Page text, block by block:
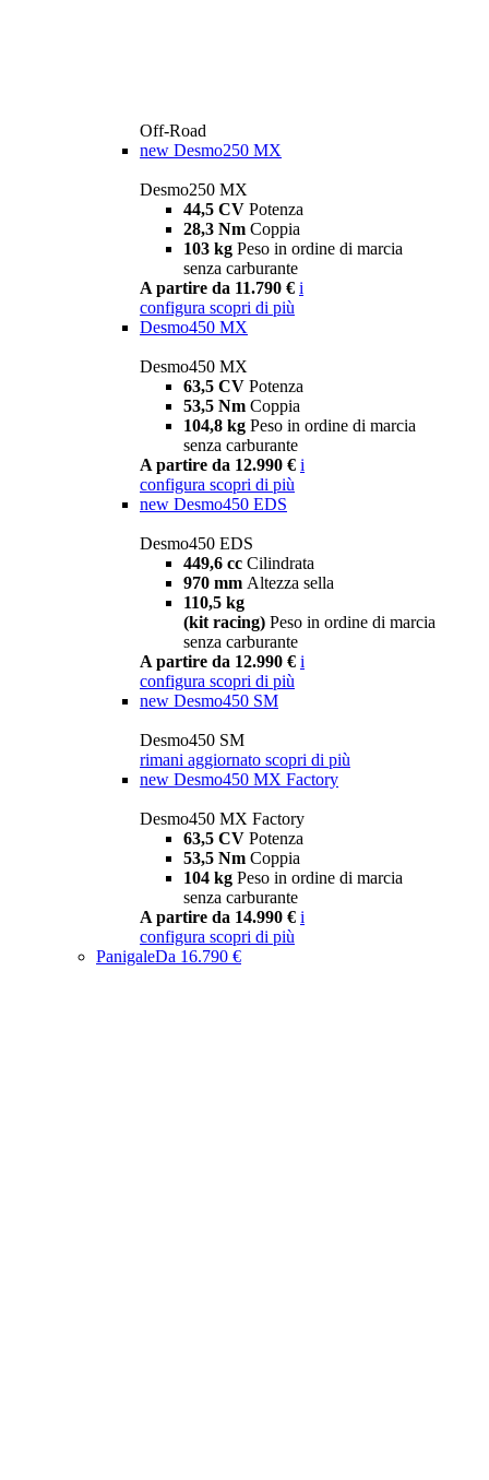
Off-Road
new Desmo250 MX
Desmo250 MX
44,5 CV Potenza
28,3 Nm Coppia
103 kg Peso in ordine di marcia
senza carburante
A partire da 11.790 € i
configura scopri di più
Desmo450 MX
Desmo450 MX
63,5 CV Potenza
53,5 Nm Coppia
104,8 kg Peso in ordine di marcia
senza carburante
A partire da 12.990 € i
configura scopri di più
new Desmo450 EDS
Desmo450 EDS
449,6 cc Cilindrata
970 mm Altezza sella
110,5 kg
(kit racing) Peso in ordine di marcia
senza carburante
A partire da 12.990 € i
configura scopri di più
new Desmo450 SM
Desmo450 SM
rimani aggiornato scopri di più
new Desmo450 MX Factory
Desmo450 MX Factory
63,5 CV Potenza
53,5 Nm Coppia
104 kg Peso in ordine di marcia
senza carburante
A partire da 14.990 € i
configura scopri di più
PanigaleDa 16.790 €